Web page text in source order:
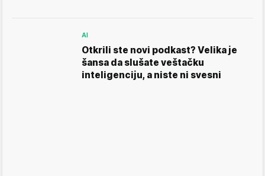
AI
Otkrili ste novi podkast? Velika je
šansa da slušate veštačku
inteligenciju, a niste ni svesni